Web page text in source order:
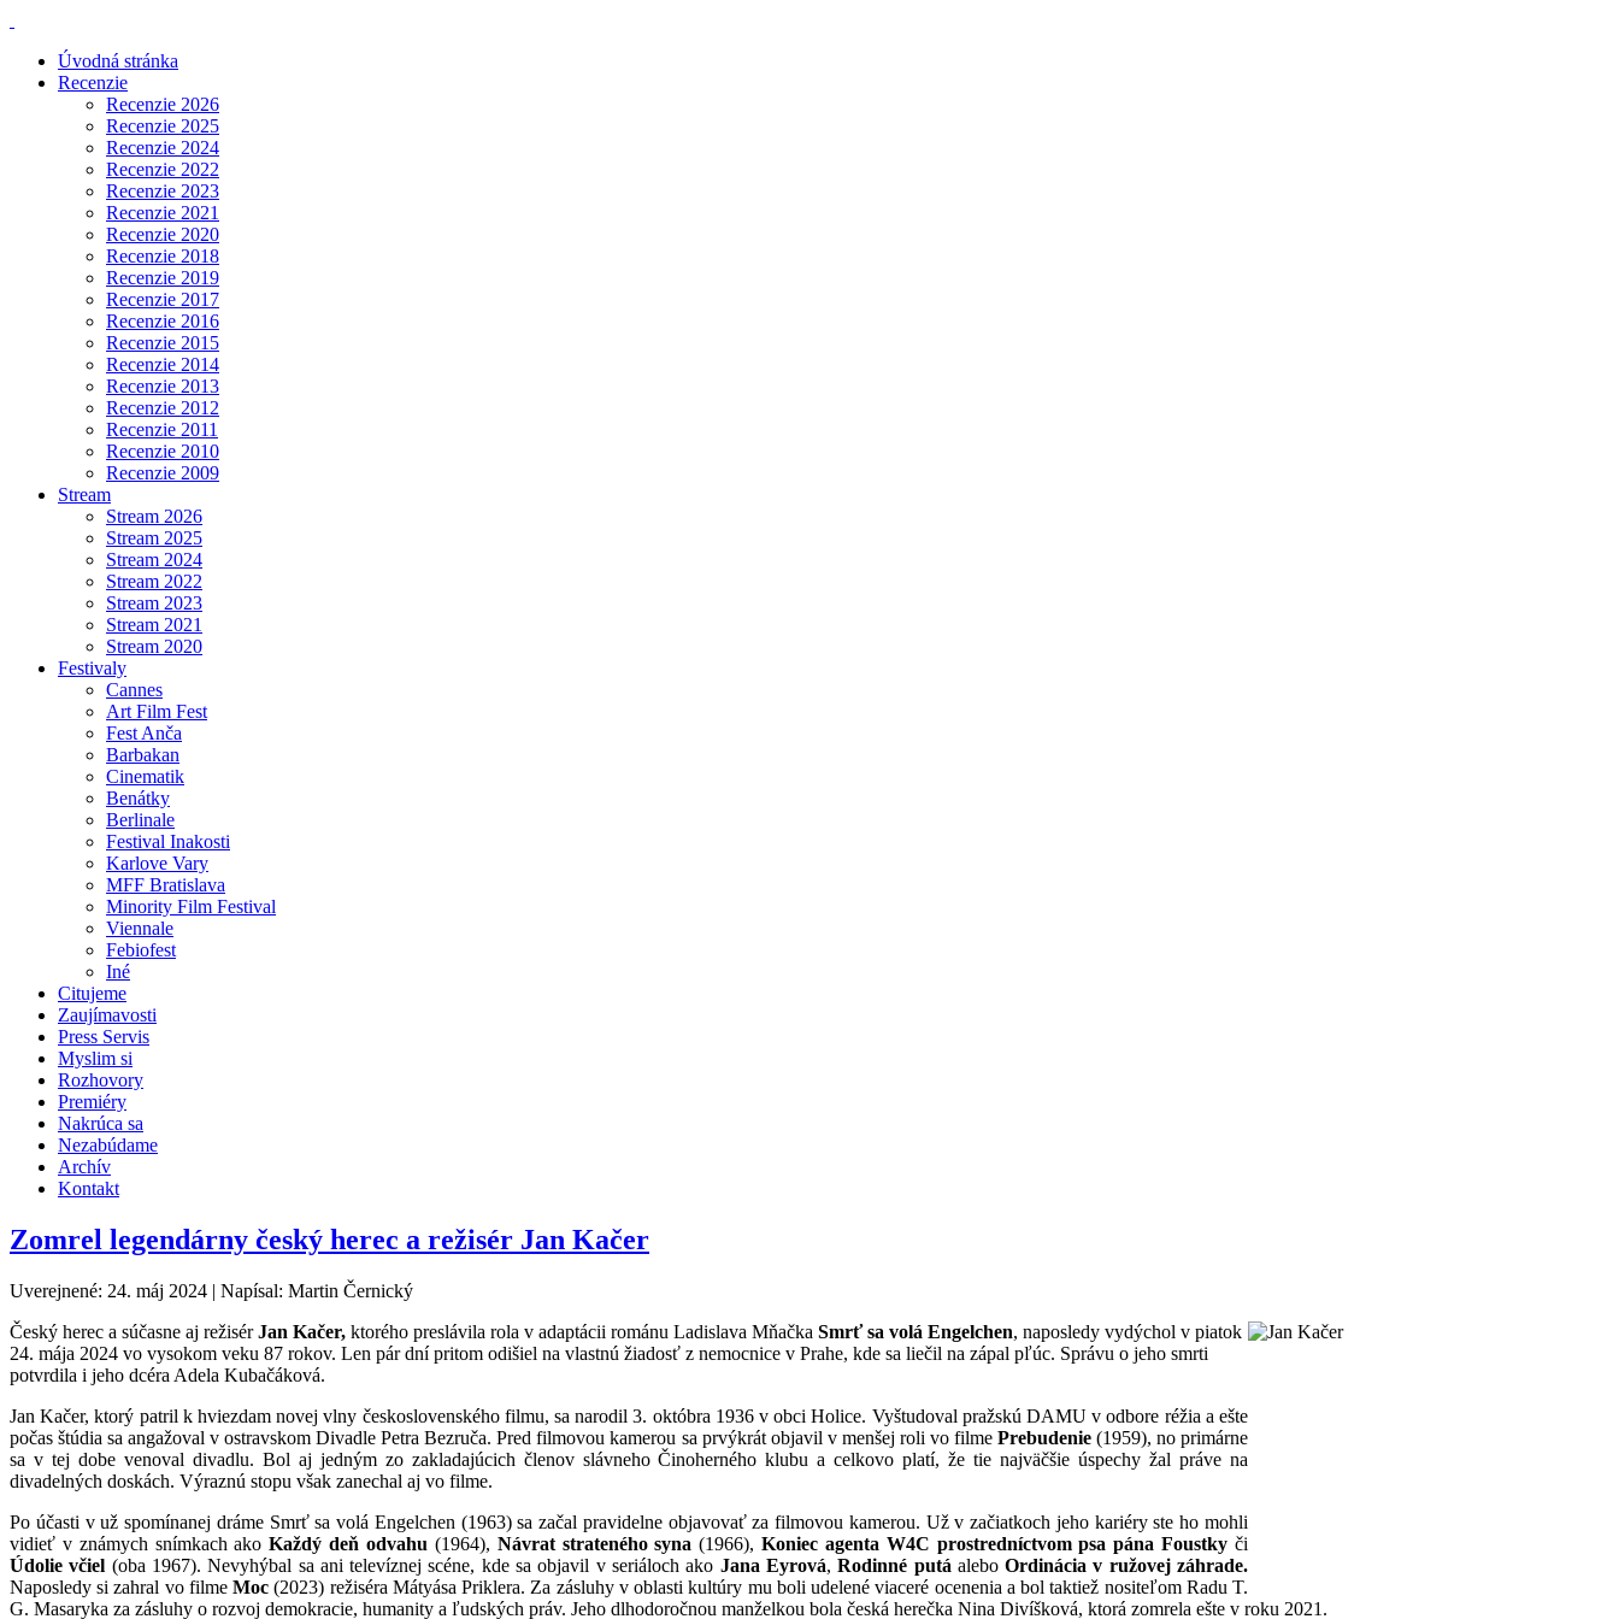
Úvodná stránka
Recenzie
Recenzie 2026
Recenzie 2025
Recenzie 2024
Recenzie 2022
Recenzie 2023
Recenzie 2021
Recenzie 2020
Recenzie 2018
Recenzie 2019
Recenzie 2017
Recenzie 2016
Recenzie 2015
Recenzie 2014
Recenzie 2013
Recenzie 2012
Recenzie 2011
Recenzie 2010
Recenzie 2009
Stream
Stream 2026
Stream 2025
Stream 2024
Stream 2022
Stream 2023
Stream 2021
Stream 2020
Festivaly
Cannes
Art Film Fest
Fest Anča
Barbakan
Cinematik
Benátky
Berlinale
Festival Inakosti
Karlove Vary
MFF Bratislava
Minority Film Festival
Viennale
Febiofest
Iné
Citujeme
Zaujímavosti
Press Servis
Myslim si
Rozhovory
Premiéry
Nakrúca sa
Nezabúdame
Archív
Kontakt
Zomrel legendárny český herec a režisér Jan Kačer
Uverejnené: 24. máj 2024 | Napísal: Martin Černický
Český herec a súčasne aj režisérJan Kačer, ktorého preslávila rola v adaptácii románu Ladislava Mňačka Smrť sa volá Engelchen, naposledy vydýchol v piatok
24. mája 2024 vo vysokom veku 87 rokov. Len pár dní pritom odišiel na vlastnú žiadosť z nemocnice v Prahe, kde sa liečil na zápal pľúc. Správu o jeho smrti
potvrdila i jeho dcéra Adela Kubačáková.
Jan Kačer, ktorý patril k hviezdam novej vlny československého filmu, sa narodil 3. októbra 1936 v obci Holice. Vyštudoval pražskú DAMU v odbore réžia a ešte
počas štúdia sa angažoval v ostravskom Divadle Petra Bezruča. Pred filmovou kamerou sa prvýkrát objavil v menšej roli vo filme Prebudenie(1959), no primárne
sa v tej dobe venoval divadlu. Bol aj jedným zo zakladajúcich členov slávneho Činoherného klubu a celkovo platí, že tie najväčšie úspechy žal práve na
divadelných doskách. Výraznú stopu však zanechal aj vo filme.
Po účasti v už spomínanej dráme Smrť sa volá Engelchen (1963) sa začal pravidelne objavovať za filmovou kamerou. Už v začiatkoch jeho kariéry ste ho mohli
vidieť v známych snímkach akoKaždý deň odvahu (1964), Návrat strateného syna (1966),Koniec agenta W4C prostredníctvom psa pána Foustky či
Údolie včiel (oba 1967). Nevyhýbal sa ani televíznej scéne, kde sa objavil v seriáloch ako Jana Eyrová,Rodinné putá aleboOrdinácia v ružovej záhrade.
Naposledy si zahral vo filmeMoc (2023) režiséra Mátyása Priklera. Za zásluhy v oblasti kultúry mu boli udelené viaceré ocenenia a bol taktiež nositeľom Radu T.
G. Masaryka za zásluhy o rozvoj demokracie, humanity a ľudských práv. Jeho dlhodoročnou manželkou bola česká herečka Nina Divíšková, ktorá zomrela ešte v roku 2021.